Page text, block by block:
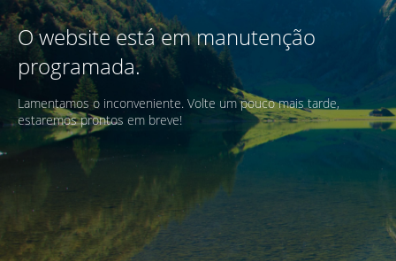
O website está em manutenção
programada.
Lamentamos o inconveniente. Volte um pouco mais tarde,
estaremos prontos em breve!